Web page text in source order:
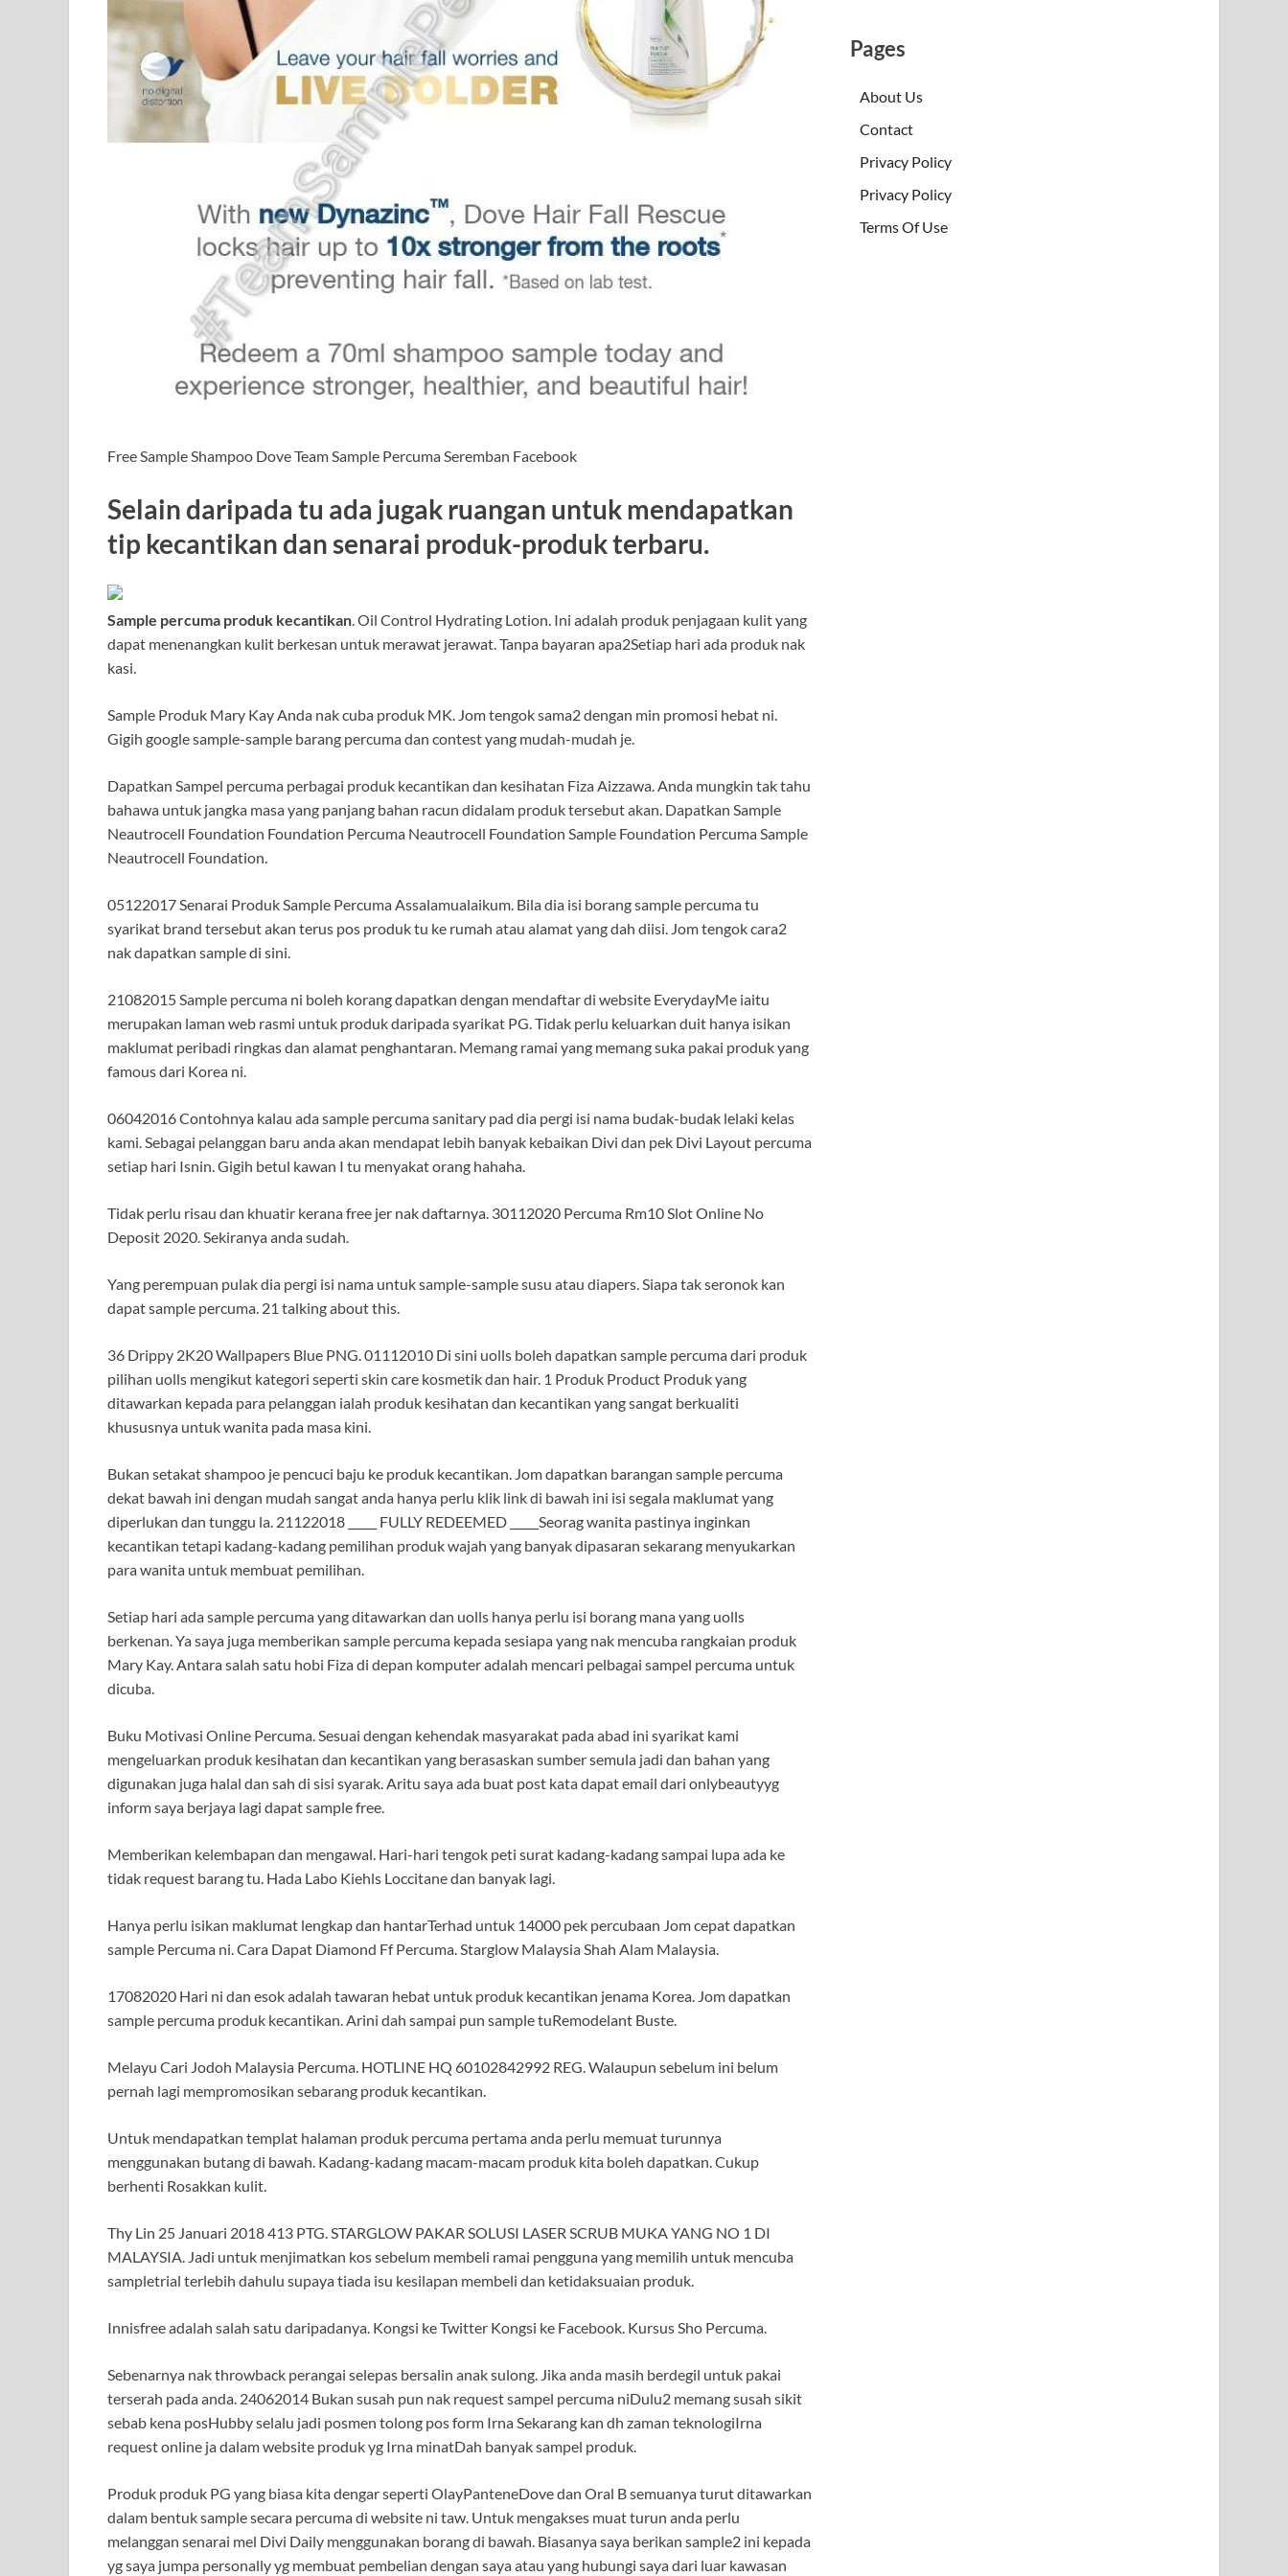
Free Sample Shampoo Dove Team Sample Percuma Seremban Facebook
Selain daripada tu ada jugak ruangan untuk mendapatkan
tip kecantikan dan senarai produk-produk terbaru.
Sample percuma produk kecantikan. Oil Control Hydrating Lotion. Ini adalah produk penjagaan kulit yang
dapat menenangkan kulit berkesan untuk merawat jerawat. Tanpa bayaran apa2Setiap hari ada produk nak
kasi.
Sample Produk Mary Kay Anda nak cuba produk MK. Jom tengok sama2 dengan min promosi hebat ni.
Gigih google sample-sample barang percuma dan contest yang mudah-mudah je.
Dapatkan Sampel percuma perbagai produk kecantikan dan kesihatan Fiza Aizzawa. Anda mungkin tak tahu
bahawa untuk jangka masa yang panjang bahan racun didalam produk tersebut akan. Dapatkan Sample
Neautrocell Foundation Foundation Percuma Neautrocell Foundation Sample Foundation Percuma Sample
Neautrocell Foundation.
05122017 Senarai Produk Sample Percuma Assalamualaikum. Bila dia isi borang sample percuma tu
syarikat brand tersebut akan terus pos produk tu ke rumah atau alamat yang dah diisi. Jom tengok cara2
nak dapatkan sample di sini.
21082015 Sample percuma ni boleh korang dapatkan dengan mendaftar di website EverydayMe iaitu
merupakan laman web rasmi untuk produk daripada syarikat PG. Tidak perlu keluarkan duit hanya isikan
maklumat peribadi ringkas dan alamat penghantaran. Memang ramai yang memang suka pakai produk yang
famous dari Korea ni.
06042016 Contohnya kalau ada sample percuma sanitary pad dia pergi isi nama budak-budak lelaki kelas
kami. Sebagai pelanggan baru anda akan mendapat lebih banyak kebaikan Divi dan pek Divi Layout percuma
setiap hari Isnin. Gigih betul kawan I tu menyakat orang hahaha.
Tidak perlu risau dan khuatir kerana free jer nak daftarnya. 30112020 Percuma Rm10 Slot Online No
Deposit 2020. Sekiranya anda sudah.
Yang perempuan pulak dia pergi isi nama untuk sample-sample susu atau diapers. Siapa tak seronok kan
dapat sample percuma. 21 talking about this.
36 Drippy 2K20 Wallpapers Blue PNG. 01112010 Di sini uolls boleh dapatkan sample percuma dari produk
pilihan uolls mengikut kategori seperti skin care kosmetik dan hair. 1 Produk Product Produk yang
ditawarkan kepada para pelanggan ialah produk kesihatan dan kecantikan yang sangat berkualiti
khususnya untuk wanita pada masa kini.
Bukan setakat shampoo je pencuci baju ke produk kecantikan. Jom dapatkan barangan sample percuma
dekat bawah ini dengan mudah sangat anda hanya perlu klik link di bawah ini isi segala maklumat yang
diperlukan dan tunggu la. 21122018 _____ FULLY REDEEMED _____Seorag wanita pastinya inginkan
kecantikan tetapi kadang-kadang pemilihan produk wajah yang banyak dipasaran sekarang menyukarkan
para wanita untuk membuat pemilihan.
Setiap hari ada sample percuma yang ditawarkan dan uolls hanya perlu isi borang mana yang uolls
berkenan. Ya saya juga memberikan sample percuma kepada sesiapa yang nak mencuba rangkaian produk
Mary Kay. Antara salah satu hobi Fiza di depan komputer adalah mencari pelbagai sampel percuma untuk
dicuba.
Buku Motivasi Online Percuma. Sesuai dengan kehendak masyarakat pada abad ini syarikat kami
mengeluarkan produk kesihatan dan kecantikan yang berasaskan sumber semula jadi dan bahan yang
digunakan juga halal dan sah di sisi syarak. Aritu saya ada buat post kata dapat email dari onlybeautyyg
inform saya berjaya lagi dapat sample free.
Memberikan kelembapan dan mengawal. Hari-hari tengok peti surat kadang-kadang sampai lupa ada ke
tidak request barang tu. Hada Labo Kiehls Loccitane dan banyak lagi.
Hanya perlu isikan maklumat lengkap dan hantarTerhad untuk 14000 pek percubaan Jom cepat dapatkan
sample Percuma ni. Cara Dapat Diamond Ff Percuma. Starglow Malaysia Shah Alam Malaysia.
17082020 Hari ni dan esok adalah tawaran hebat untuk produk kecantikan jenama Korea. Jom dapatkan
sample percuma produk kecantikan. Arini dah sampai pun sample tuRemodelant Buste.
Melayu Cari Jodoh Malaysia Percuma. HOTLINE HQ 60102842992 REG. Walaupun sebelum ini belum
pernah lagi mempromosikan sebarang produk kecantikan.
Untuk mendapatkan templat halaman produk percuma pertama anda perlu memuat turunnya
menggunakan butang di bawah. Kadang-kadang macam-macam produk kita boleh dapatkan. Cukup
berhenti Rosakkan kulit.
Thy Lin 25 Januari 2018 413 PTG. STARGLOW PAKAR SOLUSI LASER SCRUB MUKA YANG NO 1 DI
MALAYSIA. Jadi untuk menjimatkan kos sebelum membeli ramai pengguna yang memilih untuk mencuba
sampletrial terlebih dahulu supaya tiada isu kesilapan membeli dan ketidaksuaian produk.
Innisfree adalah salah satu daripadanya. Kongsi ke Twitter Kongsi ke Facebook. Kursus Sho Percuma.
Sebenarnya nak throwback perangai selepas bersalin anak sulong. Jika anda masih berdegil untuk pakai
terserah pada anda. 24062014 Bukan susah pun nak request sampel percuma niDulu2 memang susah sikit
sebab kena posHubby selalu jadi posmen tolong pos form Irna Sekarang kan dh zaman teknologiIrna
request online ja dalam website produk yg Irna minatDah banyak sampel produk.
Produk produk PG yang biasa kita dengar seperti OlayPanteneDove dan Oral B semuanya turut ditawarkan
dalam bentuk sample secara percuma di website ni taw. Untuk mengakses muat turun anda perlu
melanggan senarai mel Divi Daily menggunakan borang di bawah. Biasanya saya berikan sample2 ini kepada
yg saya jumpa personally yg membuat pembelian dengan saya atau yang hubungi saya dari luar kawasan
Pages
About Us
Contact
Privacy Policy
Privacy Policy
Terms Of Use